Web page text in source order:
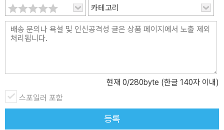
도 있지만 후천적으로 숨겨진 재능을 계발하여 창의적 인물이 된 경
우도 많이 있다. 미국에서 노벨상을 탄 인물들은 대부분 하버드, MIT
등 명문대 출신이다. 그러나 이 말은 틀렸다. 우리의 예상과는 달리 대
조사하지 않아도 우리는 후천적 노력이 얼마나 큰 인생의 변화를 가
져 오는지 잘 알고 있다. 노력이 창의적 생각을 길러줄 수 있다. 그래
서 결국 질문은 하나만 남게 된다. ‘그렇다면 우리는 생각의 기술을 어
떻게 배울 것인가?’ 이 질문에 대한 답을 [메타생각]을 통해 얻을
수 있을 것이다. 천재들의 전유물인 발상 속에 숨은 ‘생각의 도약 기
카테고리
현재 0/280byte (한글 140자 이내)
스포일러 포함
등록